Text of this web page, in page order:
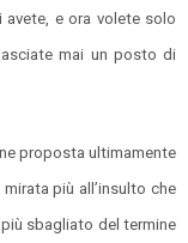
avete, e ora volete solo
mai un posto di
proposta ultimamente
più all’insulto che
sbagliato del termine